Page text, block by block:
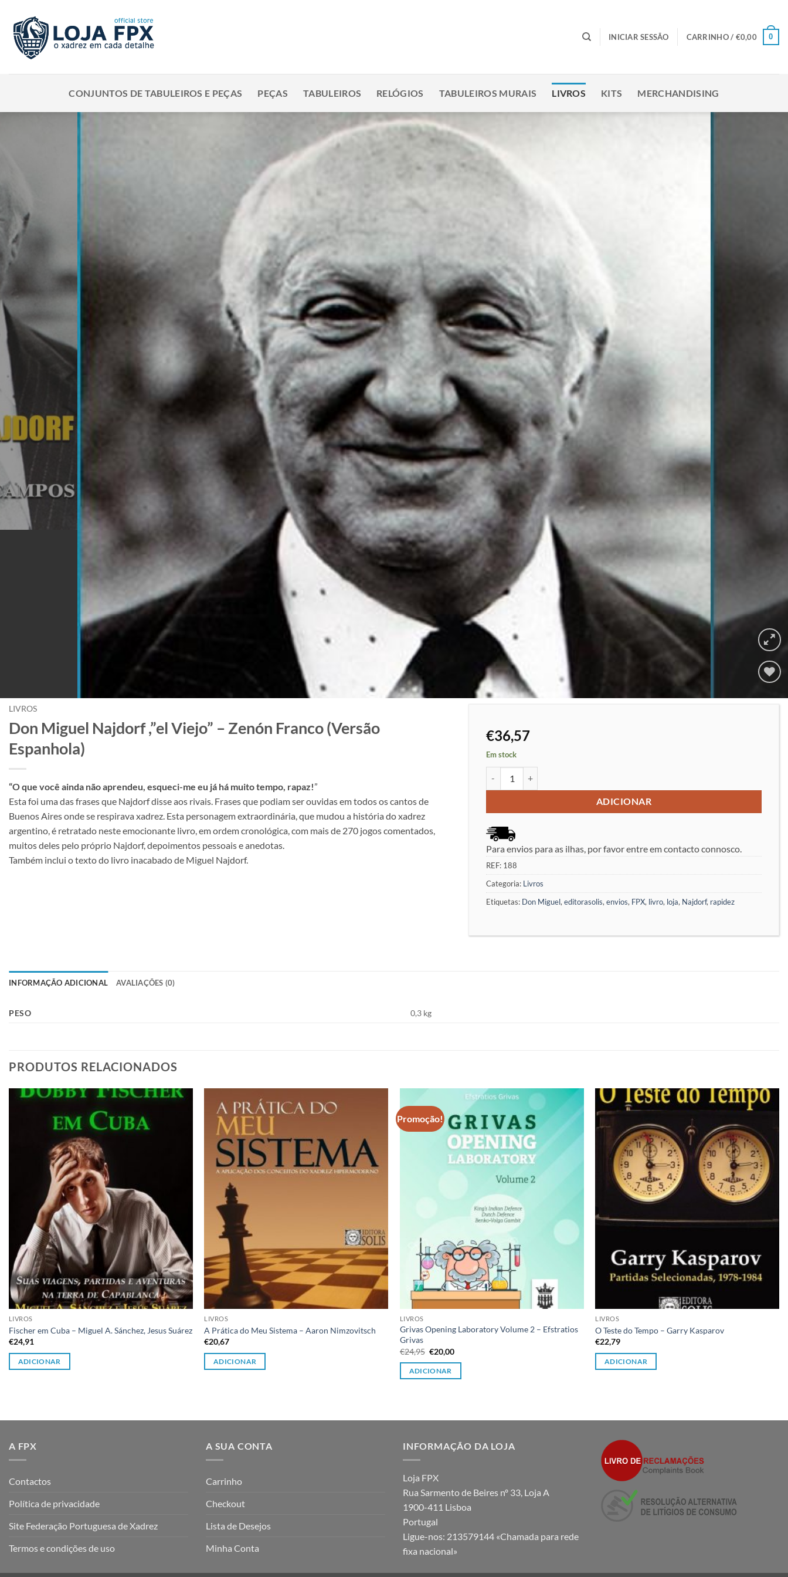
content
INICIAR SESSÃO CARRINHO / €0,00 0
CONJUNTOS DE TABULEIROS E PEÇAS PEÇAS TABULEIROS RELÓGIOS TABULEIROS MURAIS LIVROS KITS MERCHANDISING
LIVROS
Don Miguel Najdorf ,”el Viejo” – Zenón Franco (Versão
Espanhola)
“O que você ainda não aprendeu, esqueci-me eu já há muito tempo, rapaz!”
Esta foi uma das frases que Najdorf disse aos rivais. Frases que podiam ser ouvidas em todos os cantos de
Buenos Aires onde se respirava xadrez. Esta personagem extraordinária, que mudou a história do xadrez
argentino, é retratado neste emocionante livro, em ordem cronológica, com mais de 270 jogos comentados,
muitos deles pelo próprio Najdorf, depoimentos pessoais e anedotas.
Também inclui o texto do livro inacabado de Miguel Najdorf.
€36,57
Em stock
ADICIONAR
Para envios para as ilhas, por favor entre em contacto connosco.
REF: 188
Categoria: Livros
Etiquetas: Don Miguel,editorasolis,envios, FPX, livro, loja, Najdorf, rapidez
INFORMAÇÃO ADICIONAL AVALIAÇÕES (0)
PESO 0,3 kg
PRODUTOS RELACIONADOS
LIVROS
Fischer em Cuba – Miguel A. Sánchez, Jesus Suárez
€24,91
ADICIONAR
desejos
LIVROS
A Prática do Meu Sistema – Aaron Nimzovitsch
€20,67
ADICIONAR
Promoção!
Adicionar
à lista de
LIVROS
Grivas Opening Laboratory Volume 2 – Efstratios
Grivas
€24,95 O
preço
original
era:
€20,00O
ADICIONAR
à lista de
desejos
LIVROS
O Teste do Tempo – Garry Kasparov
€22,79
ADICIONAR
A FPX
Contactos
Política de privacidade
Site Federação Portuguesa de Xadrez
Termos e condições de uso
A SUA CONTA
Carrinho
Checkout
Lista de Desejos
Minha Conta
INFORMAÇÃO DA LOJA
Loja FPX
Rua Sarmento de Beires nº 33, Loja A
1900-411 Lisboa
Portugal
Ligue-nos: 213579144 «Chamada para rede
fixa nacional»